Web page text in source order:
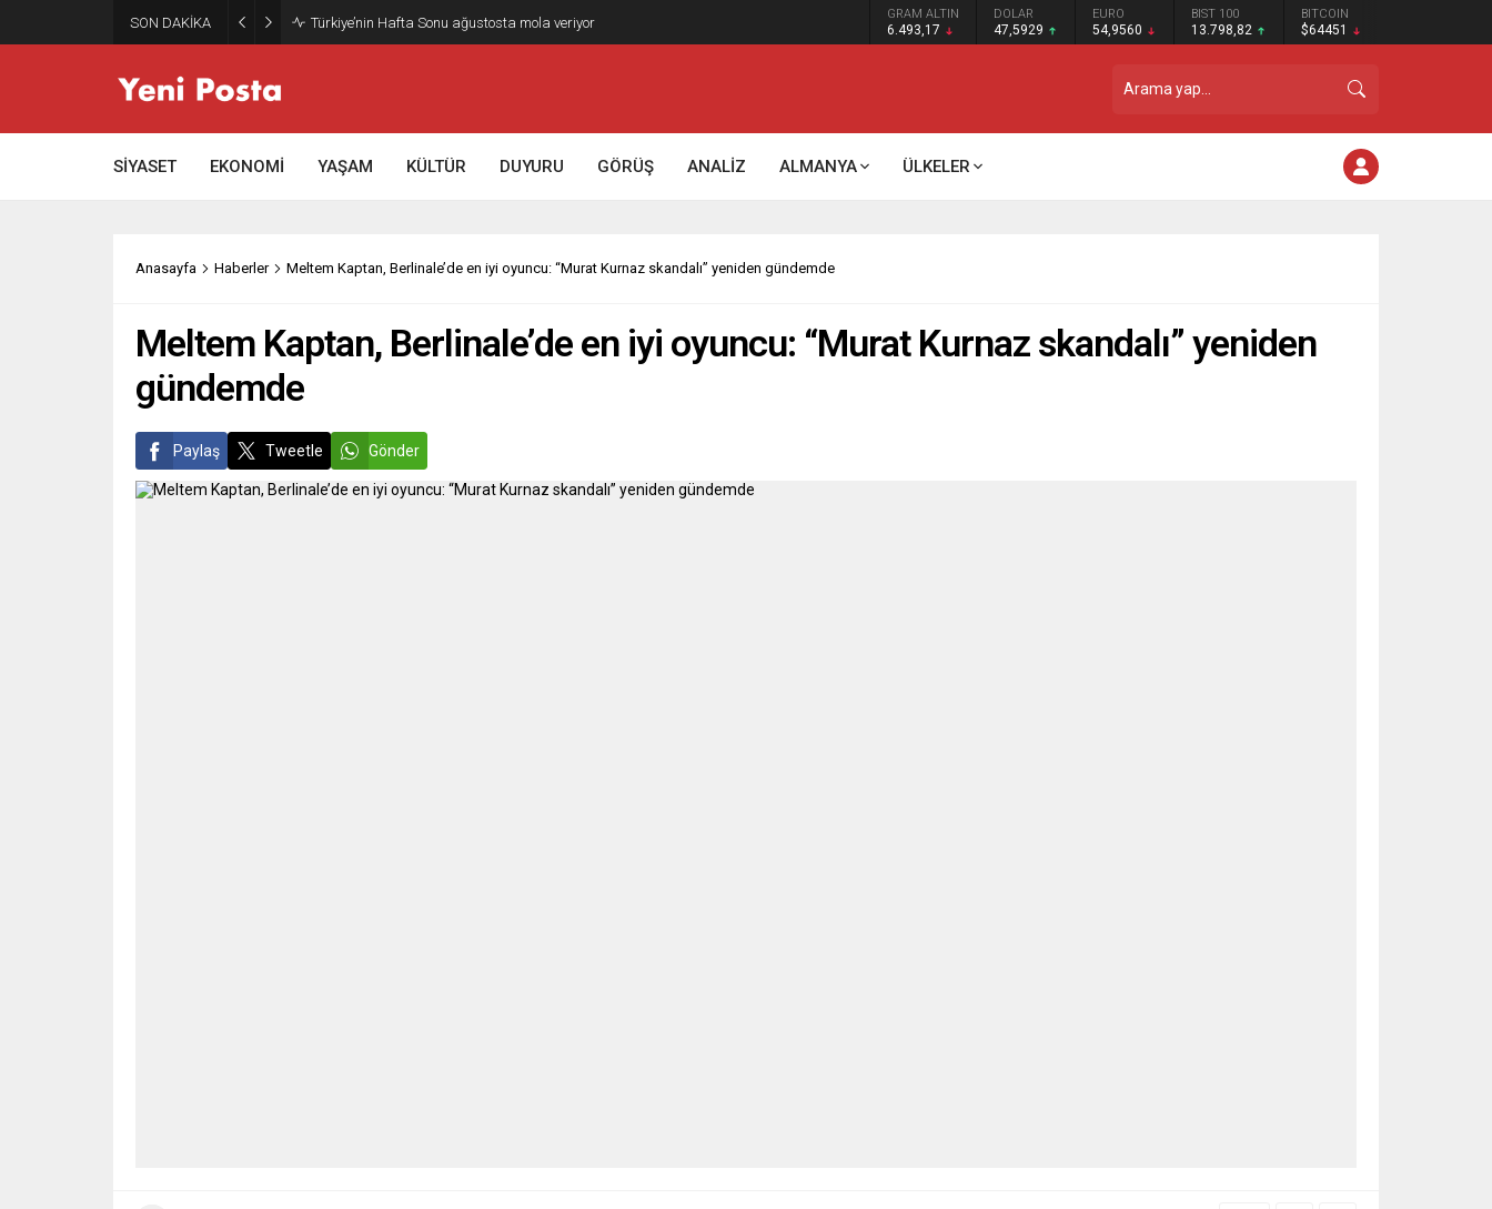
SON DAKİKA Gazze’nin geleceği: Teknokratik kontrol mü, kolonializm mi? GRAM ALTIN
6.493,17
DOLAR
47,5929
EURO
54,9560
BIST 100
13.798,82
BITCOIN
$64451
SİYASET EKONOMİ YAŞAM KÜLTÜR DUYURU GÖRÜŞ ANALİZ ALMANYA ÜLKELER
Anasayfa Haberler Meltem Kaptan, Berlinale’de en iyi oyuncu: “Murat Kurnaz skandalı” yeniden gündemde
Meltem Kaptan, Berlinale’de en iyi oyuncu: “Murat Kurnaz skandalı” yeniden
gündemde
Paylaş Tweetle Gönder